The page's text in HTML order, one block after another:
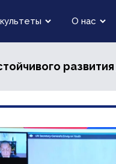
О нас
развития